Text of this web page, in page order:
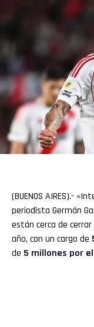
(BUENOS AIRES).-
periodista Germán
están cerca de
año, con un cargo de
de 5 millones por